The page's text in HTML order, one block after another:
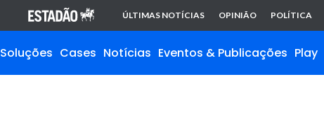
ÚLTIMAS NOTÍCIAS OPINIÃO POLÍTICA
Soluções Cases Notícias Eventos & Publicações Play